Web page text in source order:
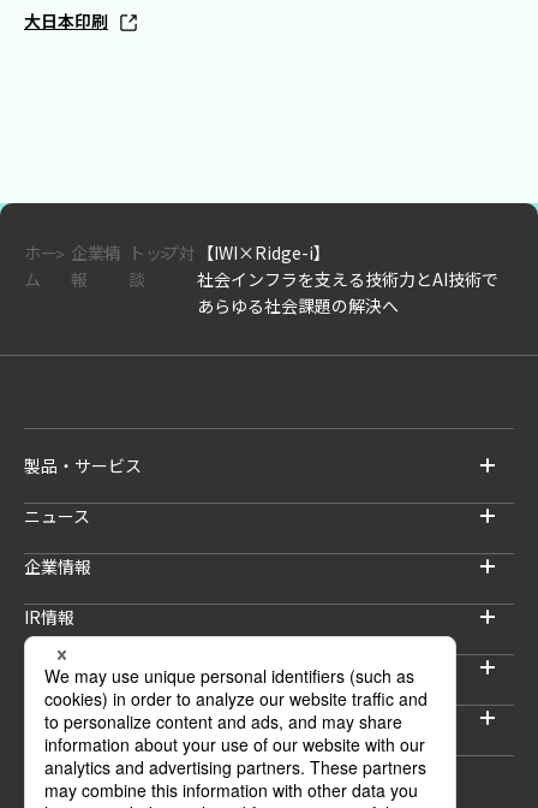
大日本印刷
ホー
ム
企業情
報
トップ対
談
【IWI×Ridge-i】
社会インフラを支える技術力とAI技術で
あらゆる社会課題の解決へ
製品・サービス
ニュース
企業情報
IR情報
サステナビリティ
採用情報